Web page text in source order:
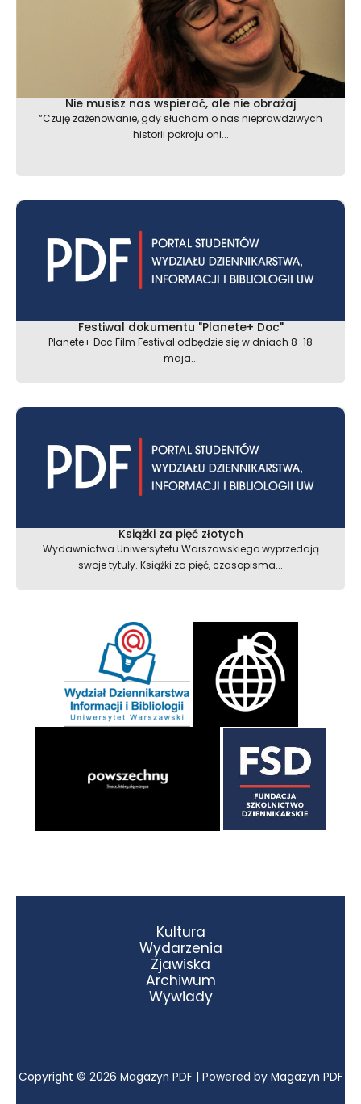
Nie musisz nas wspierać, ale nie obrażaj
“Czuję zażenowanie, gdy słucham o nas nieprawdziwych
historii pokroju oni...
Festiwal dokumentu "Planete+ Doc"
Planete+ Doc Film Festival odbędzie się w dniach 8-18
maja...
Książki za pięć złotych
Wydawnictwa Uniwersytetu Warszawskiego wyprzedają
swoje tytuły. Książki za pięć, czasopisma...
Kultura
Wydarzenia
Zjawiska
Archiwum
Wywiady
Copyright © 2026 Magazyn PDF | Powered by Magazyn PDF